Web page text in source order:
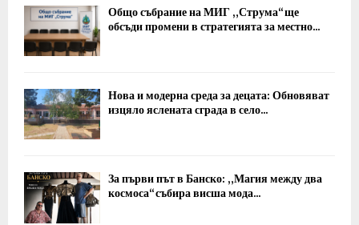
Общо събрание на МИГ „Струма“ ще
обсъди промени в стратегията за местно...
Нова и модерна среда за децата: Обновяват
изцяло яслената сграда в село...
За първи път в Банско: „Магия между два
космоса“ събира висша мода...